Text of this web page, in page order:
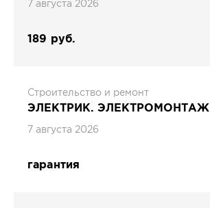
7 августа 2026
189 руб.
Строительство и ремонт
ЭЛЕКТРИК. ЭЛЕКТРОМОНТАЖ
7 августа 2026
гарантия